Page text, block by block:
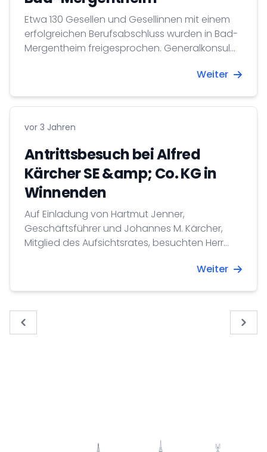
Etwa 130 Gesellen und Gesellinnen mit einem
erfolgreichen Berufsabschluss wurden in Bad-
Mergentheim freigesprochen. Generalkonsul
beglückwünschte die jungen Handwerker und
Weiter
vor 3 Jahren
Antrittsbesuch bei Alfred
Kärcher SE &amp; Co. KG in
Winnenden
Auf Einladung von Hartmut Jenner,
Geschäftsführer und Johannes M. Kärcher,
Mitglied des Aufsichtsrates, besuchten Herr
Außenhandelsattaché Krisztián Komma die
Weiter
« Previous Next